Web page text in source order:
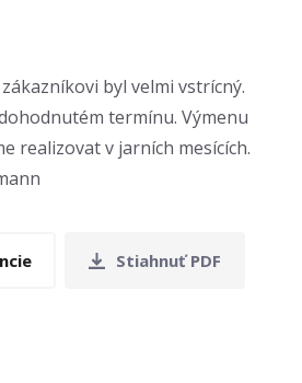
byl velmi vstrícný.
termínu. Výmenu
realizovat v jarních mesících.
Stiahnuť PDF